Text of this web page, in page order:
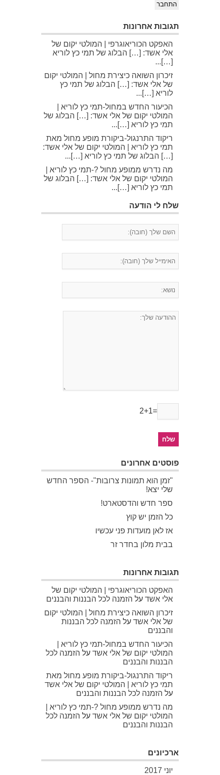
התחבר
תגובות אחרונות
האפקט הכוריאוגרפי | המולטי יקום של
אלי אשד: […] הבלוג של תמי כץ לוריא
[…]...
זיכרון השואה כיצירת מחול | המולטי יקום
של אלי אשד: […] הבלוג של תמי כץ
לוריא […]...
הכיעור החדש במחול-תמי כץ לוריא |
המולטי יקום של אלי אשד: […] הבלוג של
תמי כץ לוריא […]...
ריקוד התרנגול-ביקורת מופע מחול מאת
תמי כץ לוריא | המולטי יקום של אלי אשד:
[…] הבלוג של תמי כץ לוריא […]...
מה נדרש ממופע מחול ?-תמי כץ לוריא |
המולטי יקום של אלי אשד: […] הבלוג של
תמי כץ לוריא […]...
שלח לי הודעה
2+1=
פוסטים אחרונים
"זמן הוא תמונות צרובות"- הספר החדש
שלי יצא!
ספר חדש והדסטארט!
כל הזמן יש קוץ
אז לאן מועדות פני עכשיו
בבית מלון בחדר זר
תגובות אחרונות
האפקט הכוריאוגרפי | המולטי יקום של
אלי אשד על הזמנה לכל הבננות והבננים
זיכרון השואה כיצירת מחול | המולטי יקום
של אלי אשד על הזמנה לכל הבננות
והבננים
הכיעור החדש במחול-תמי כץ לוריא |
המולטי יקום של אלי אשד על הזמנה לכל
הבננות והבננים
ריקוד התרנגול-ביקורת מופע מחול מאת
תמי כץ לוריא | המולטי יקום של אלי אשד
על הזמנה לכל הבננות והבננים
מה נדרש ממופע מחול ?-תמי כץ לוריא |
המולטי יקום של אלי אשד על הזמנה לכל
הבננות והבננים
ארכיונים
יוני 2017